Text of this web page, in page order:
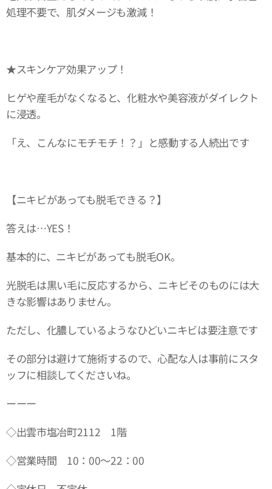
処理不要で、肌ダメージも激減！
★スキンケア効果アップ！
ヒゲや産毛がなくなると、化粧水や美容液がダイレクト
に浸透。
「え、こんなにモチモチ！？」と感動する人続出です
【ニキビがあっても脱毛できる？】
答えは…YES！
基本的に、ニキビがあっても脱毛OK。
光脱毛は黒い毛に反応するから、ニキビそのものには大
きな影響はありません。
ただし、化膿しているようなひどいニキビは要注意です
その部分は避けて施術するので、心配な人は事前にスタ
ッフに相談してくださいね。
ーーー
◇出雲市塩冶町2112 1階
◇営業時間 10：00～22：00